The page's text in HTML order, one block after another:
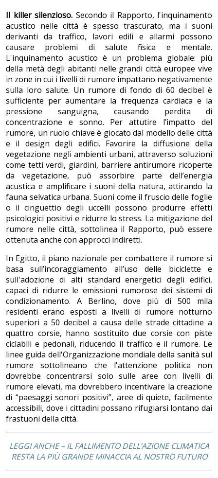
Il killer silenzioso. Secondo il Rapporto, l'inquinamento
acustico nelle città è spesso trascurato, ma i suoni
derivanti da traffico, lavori edili e allarmi possono
causare problemi di salute fisica e mentale.
L'inquinamento acustico è un problema globale: più
della metà degli abitanti nelle grandi città europee vive
in zone in cui i livelli di rumore impattano negativamente
sulla loro salute. Un rumore di fondo di 60 decibel è
sufficiente per aumentare la frequenza cardiaca e la
pressione sanguigna, causando perdita di
concentrazione e sonno. Per attutire l’impatto del
rumore, un ruolo chiave è giocato dal modello delle città
e il design degli edifici. Favorire la diffusione della
vegetazione negli ambienti urbani, attraverso soluzioni
come tetti verdi, giardini, barriere antirumore ricoperte
da vegetazione, può assorbire parte dell’energia
acustica e amplificare i suoni della natura, attirando la
fauna selvatica urbana. Suoni come il fruscio delle foglie
o il cinguettio degli uccelli possono produrre effetti
psicologici positivi e ridurre lo stress. La mitigazione del
rumore nelle città, sottolinea il Rapporto, può essere
ottenuta anche con approcci indiretti.
In Egitto, il piano nazionale per combattere il rumore si
basa sull’incoraggiamento all’uso delle biciclette e
sull'adozione di alti standard energetici degli edifici,
capaci di ridurre le emissioni rumorose dei sistemi di
condizionamento. A Berlino, dove più di 500 mila
residenti erano esposti a livelli di rumore notturno
superiori a 50 decibel a causa delle strade cittadine a
quattro corsie, hanno sostituito due corsie con piste
ciclabili e pedonali, riducendo il traffico e il rumore. Le
linee guida dell'Organizzazione mondiale della sanità sul
rumore sottolineano che l'attenzione politica non
dovrebbe concentrarsi solo sulle aree con livelli di
rumore elevati, ma dovrebbero incentivare la creazione
di “paesaggi sonori positivi”, aree di quiete, facilmente
accessibili, dove i cittadini possano rifugiarsi lontano dai
frastuoni della città.
LEGGI ANCHE – IL FALLIMENTO DELL’AZIONE CLIMATICA
RESTA LA PIÙ GRANDE MINACCIA AL NOSTRO FUTURO